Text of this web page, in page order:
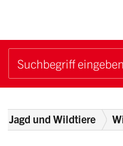
Navigieren
Suchbegriff
Jagd und Wildtiere